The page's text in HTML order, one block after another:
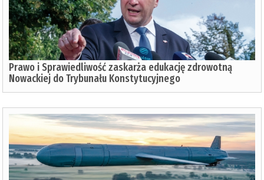
Prawo i Sprawiedliwość zaskarża edukację zdrowotną
Nowackiej do Trybunału Konstytucyjnego